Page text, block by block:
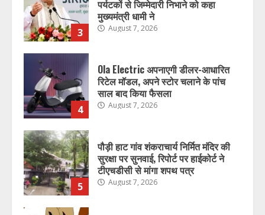
3
पर्यटकों से जिम्मेदारी निभाने को कहा
मुख्यमंत्री धामी ने
August 7, 2026
4
Ola Electric अपनाएगी डीलर-आधारित
रिटेल मॉडल, अपने स्टोर चलाने के पांच
साल बाद किया फैसला
August 7, 2026
5
पौड़ी हाट गांव शंकराचार्य निर्मित मंदिर की
सुरक्षा पर सुनवाई, रिपोर्ट पर हाईकोर्ट ने
टीएचडीसी से मांगा शपथ पत्र
August 7, 2026